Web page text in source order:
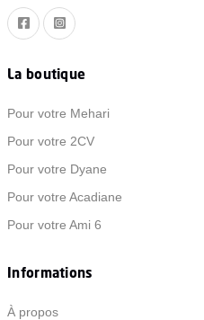
La boutique
Pour votre Mehari
Pour votre 2CV
Pour votre Dyane
Pour votre Acadiane
Pour votre Ami 6
Informations
À propos